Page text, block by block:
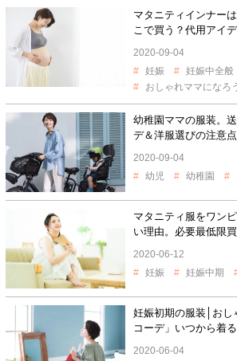
マタニティインナー
こで買う？代用アイ
2020-09-04
妊娠
妊娠中全般
おしゃれママになろ
幼稚園ママの服装。
デ＆洋服選びの注意点
2020-09-04
幼児
幼稚園
マタニティ服をワン
い理由。必要最低限
2020-06-12
妊娠
妊娠中期
妊娠初期の服装│おし
コーデ」いつから着る
2020-06-04